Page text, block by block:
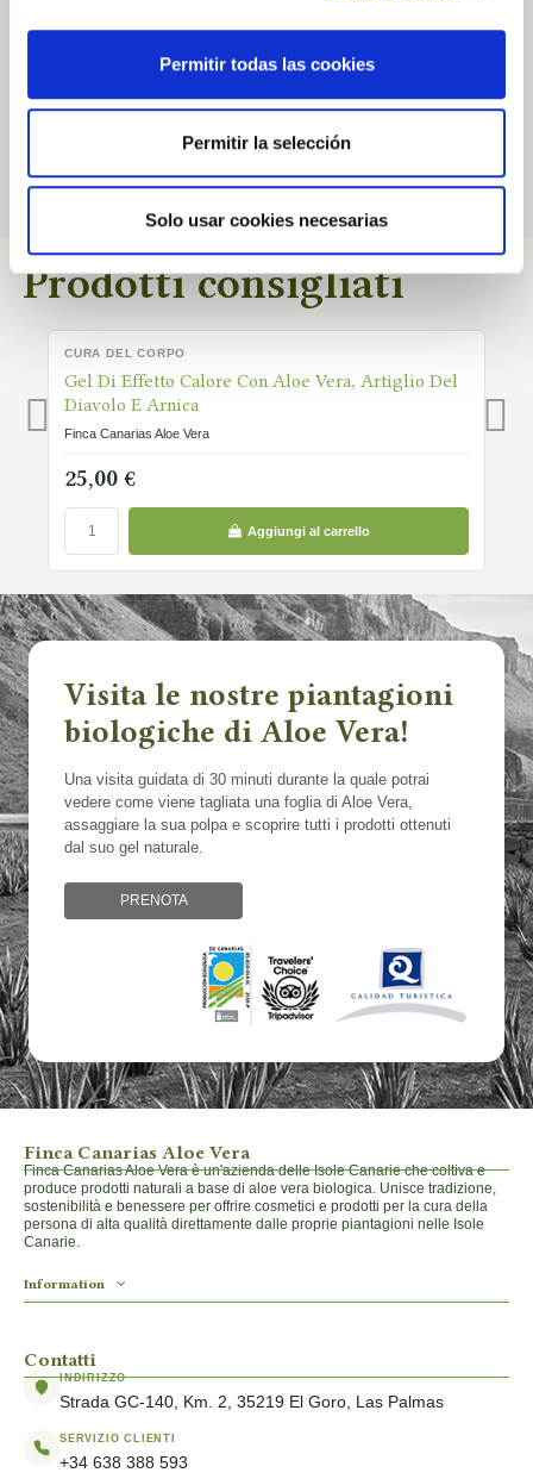
Permitir todas las cookies
Permitir la selección
Solo usar cookies necesarias
Non ci sono ancora recensioni pubblicate per questo prodotto.
Prodotti consigliati
CURA DEL CORPO
Gel Di Effetto Calore Con Aloe Vera, Artiglio Del
Diavolo E Arnica
Finca Canarias Aloe Vera
25,00 €
Aggiungi al carrello
Visita le nostre piantagioni
biologiche di Aloe Vera!
Una visita guidata di 30 minuti durante la quale potrai
vedere come viene tagliata una foglia di Aloe Vera,
assaggiare la sua polpa e scoprire tutti i prodotti ottenuti
dal suo gel naturale.
PRENOTA
Finca Canarias Aloe Vera
Finca Canarias Aloe Vera è un'azienda delle Isole Canarie che coltiva e
produce prodotti naturali a base di aloe vera biologica. Unisce tradizione,
sostenibilità e benessere per offrire cosmetici e prodotti per la cura della
persona di alta qualità direttamente dalle proprie piantagioni nelle Isole
Canarie.
Information
Contatti
INDIRIZZO
Strada GC-140, Km. 2, 35219 El Goro, Las Palmas
SERVIZIO CLIENTI
+34 638 388 593